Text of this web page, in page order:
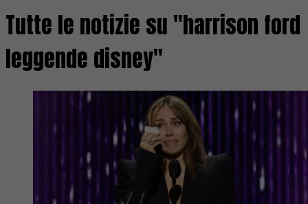
Tutte le notizie su "harrison ford
leggende disney"